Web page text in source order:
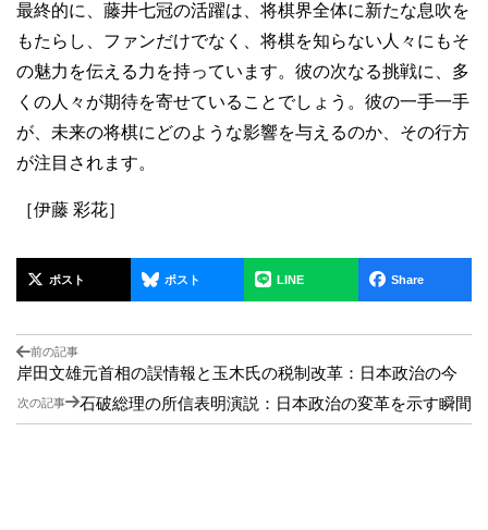
最終的に、藤井七冠の活躍は、将棋界全体に新たな息吹を
もたらし、ファンだけでなく、将棋を知らない人々にもそ
の魅力を伝える力を持っています。彼の次なる挑戦に、多
くの人々が期待を寄せていることでしょう。彼の一手一手
が、未来の将棋にどのような影響を与えるのか、その行方
が注目されます。
［伊藤 彩花］
ポスト ポスト LINE Share
前の記事
岸田文雄元首相の誤情報と玉木氏の税制改革：日本政治の今
次の記事 石破総理の所信表明演説：日本政治の変革を示す瞬間